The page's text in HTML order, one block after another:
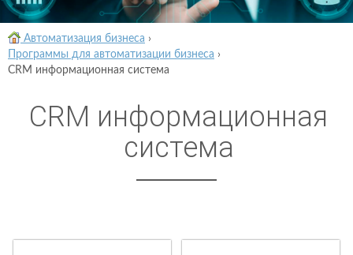
Автоматизация бизнеса ›
Программы для автоматизации бизнеса ›
CRM информационная система
CRM информационная
система